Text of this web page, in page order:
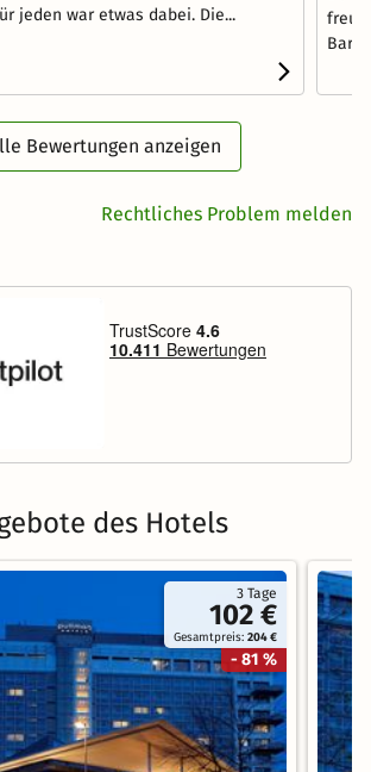
jeden war etwas dabei. Die...
Bar
Bewertungen anzeigen
Rechtliches Problem melden
des Hotels
3 Tage
102 €
Gesamtpreis:204 €
- 81 %